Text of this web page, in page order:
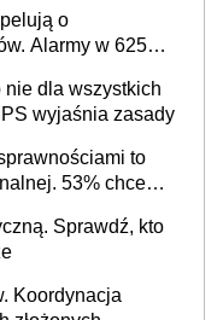
o
Alarmy w 625
nie dla wszystkich
wyjaśnia zasady
to
53% chce
Sprawdź, kto
Koordynacja